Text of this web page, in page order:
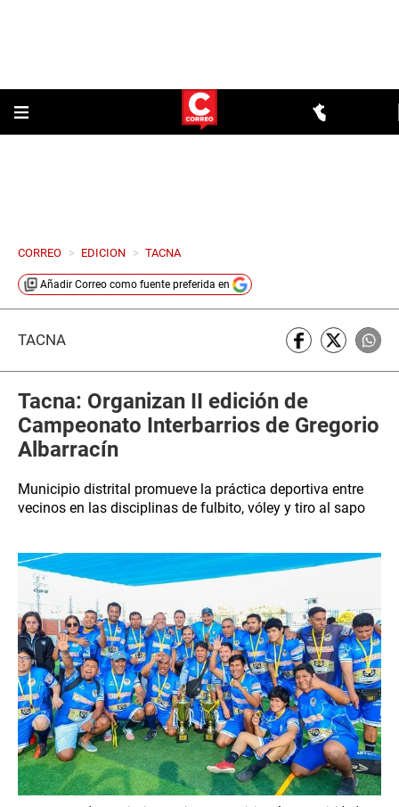
CORREO > EDICION > TACNA
Añadir Correo como fuente preferida en
TACNA
Tacna: Organizan II edición de
Campeonato Interbarrios de Gregorio
Albarracín
Municipio distrital promueve la práctica deportiva entre
vecinos en las disciplinas de fulbito, vóley y tiro al sapo